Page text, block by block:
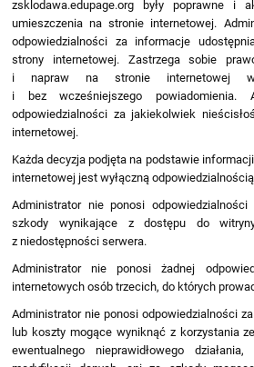
zsklodawa.edupage.org były poprawne i
umieszczenia na stronie internetowej.
odpowiedzialności za informacje
strony internetowej. Zastrzega sobie
i napraw na stronie internetowej w
i bez wcześniejszego powiadomienia.
odpowiedzialności za jakiekolwiek
internetowej.
Każda decyzja podjęta na podstawie
internetowej jest wyłączną
Administrator nie ponosi
szkody wynikające z dostępu do
z niedostępności serwera.
Administrator nie ponosi żadnej
internetowych osób trzecich, do których
Administrator nie ponosi odpowiedzialności
lub koszty mogące wyniknąć z korzystania
ewentualnego nieprawidłowego